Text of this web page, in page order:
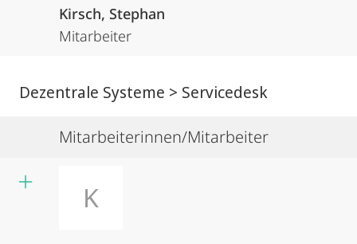
Kirsch, Stephan
Mitarbeiter
Dezentrale Systeme > Servicedesk
Mitarbeiterinnen/Mitarbeiter
K